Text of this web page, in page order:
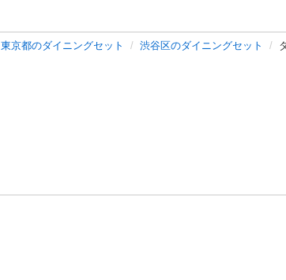
東京都のダイニングセット 渋谷区のダイニングセット